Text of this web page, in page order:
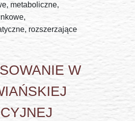
metaboliczne,
rozszerzające
W